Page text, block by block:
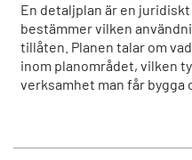
En detaljplan är en
bestämmer vilken
tillåten. Planen talar om
inom planområdet, vilken
verksamhet man får bygga